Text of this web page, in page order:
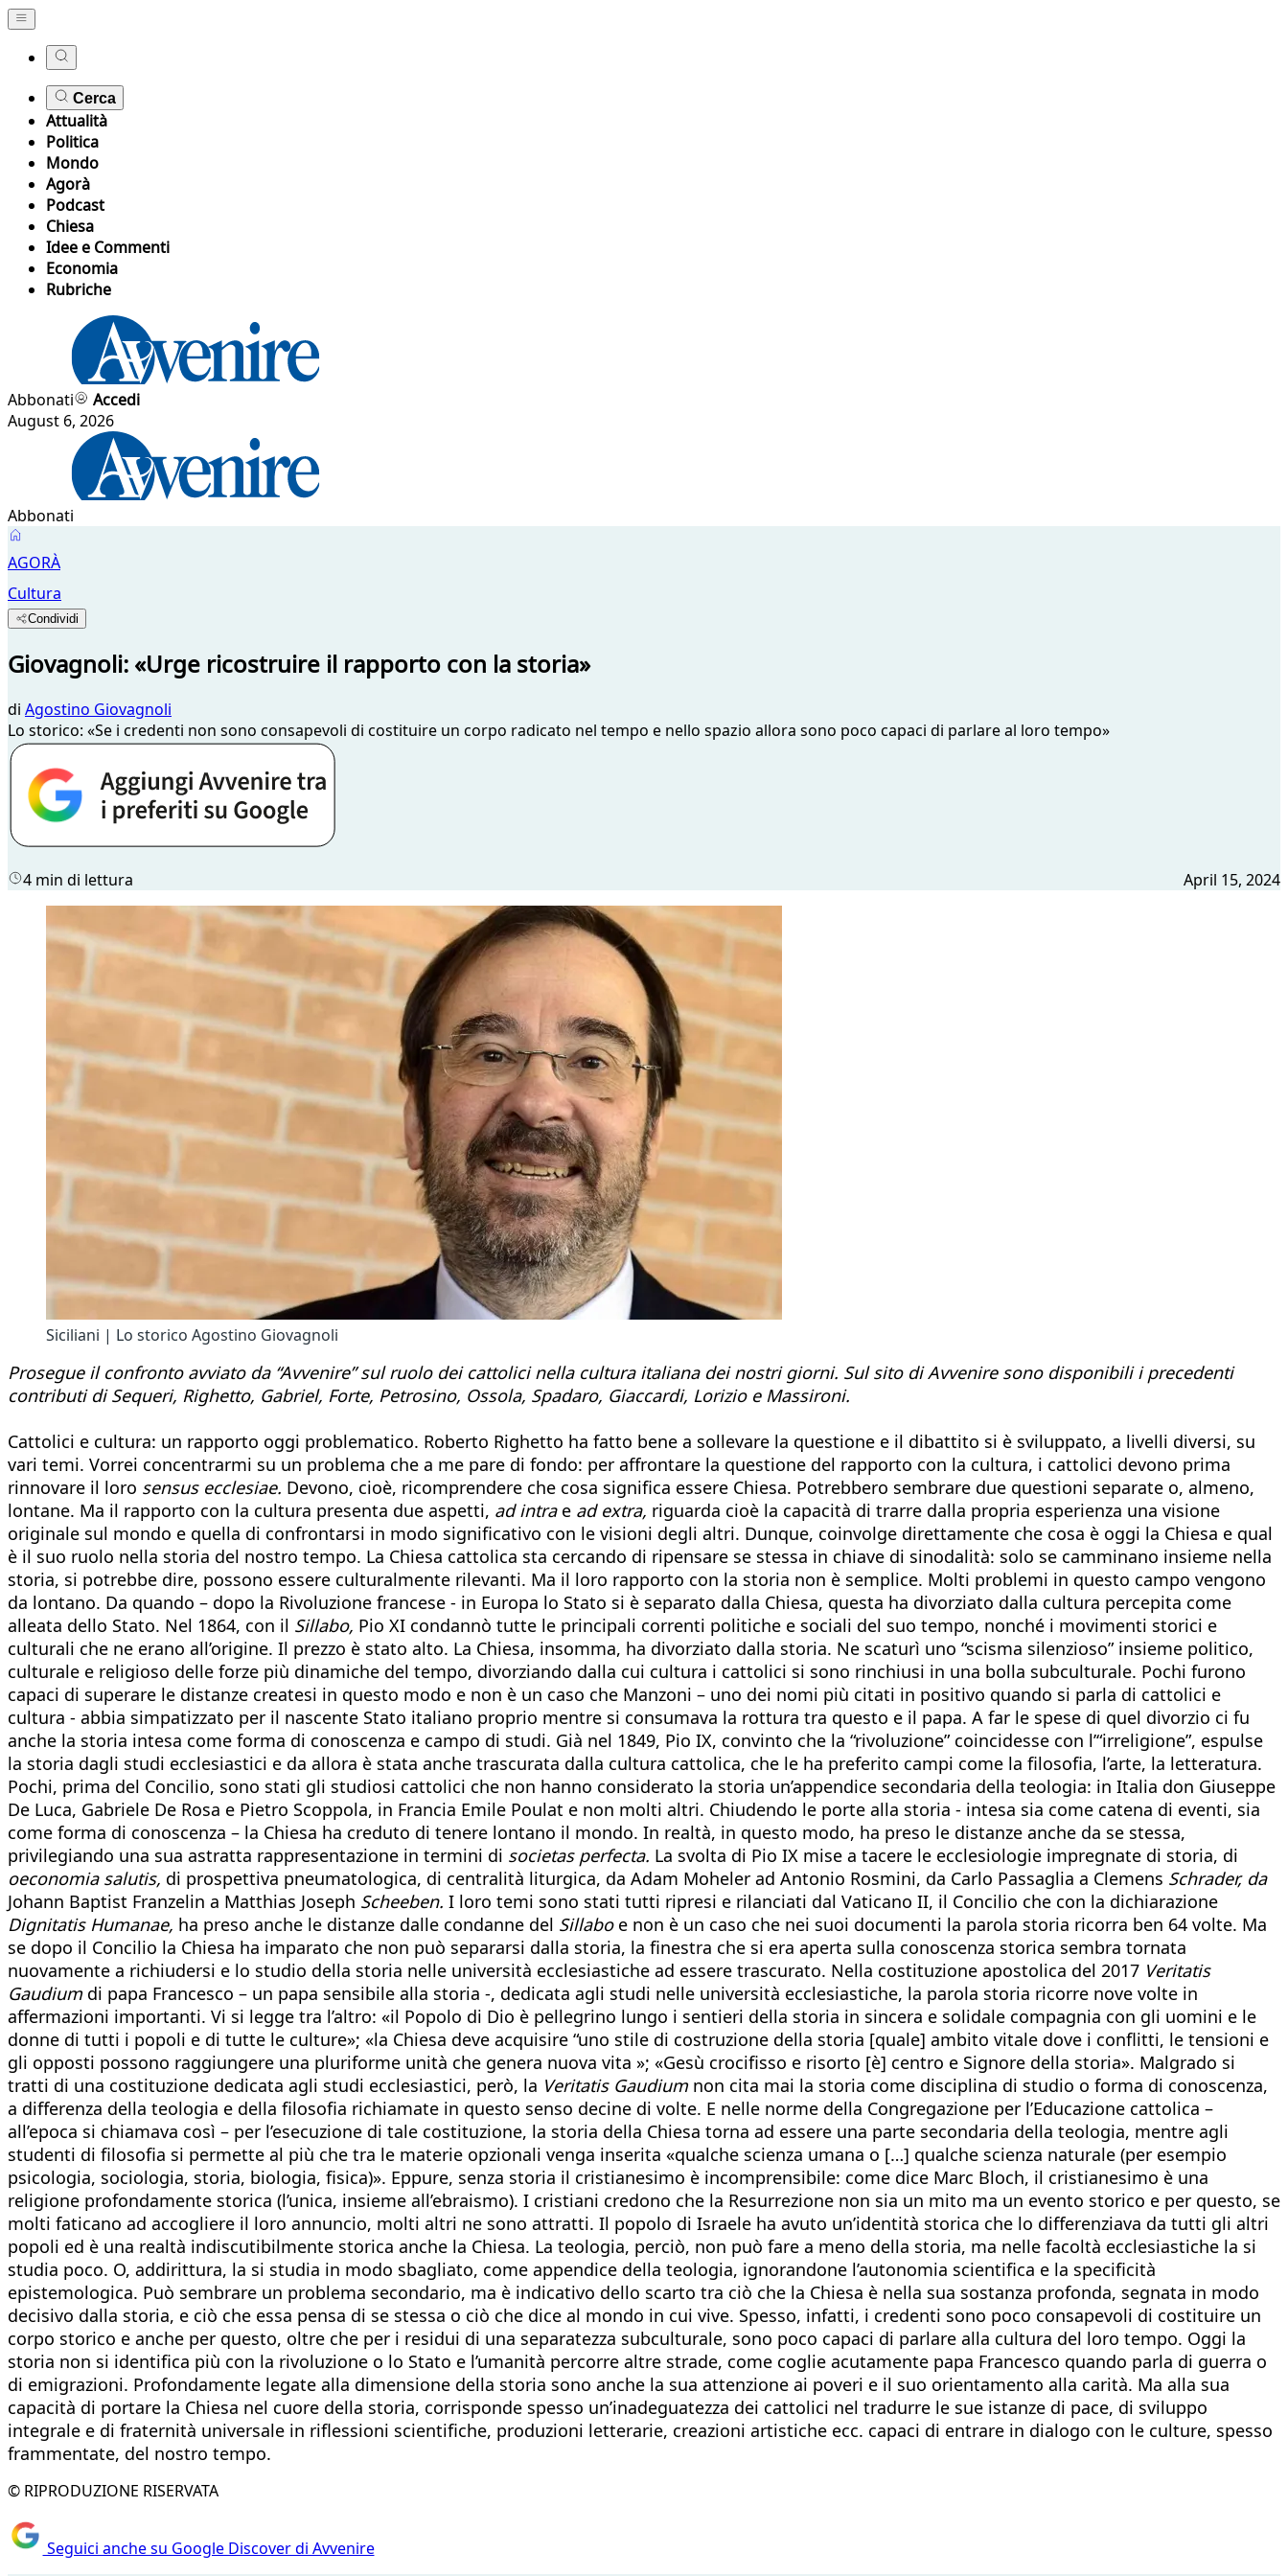
Cerca
Attualità
Politica
Mondo
Agorà
Podcast
Chiesa
Idee e Commenti
Economia
Rubriche
Abbonati
Accedi
August 6, 2026
Abbonati
AGORÀ
Cultura
Condividi
Giovagnoli: «Urge ricostruire il rapporto con la storia»
di Agostino Giovagnoli
Lo storico: «Se i credenti non sono consapevoli di costituire un corpo radicato nel tempo e nello spazio allora sono poco capaci di parlare al loro tempo»
4 min di lettura April 15, 2024
Siciliani | Lo storico Agostino Giovagnoli
Prosegue il confronto avviato da “Avvenire” sul ruolo dei cattolici nella cultura italiana dei nostri giorni. Sul sito di Avvenire sono disponibili i precedenti
contributi di Sequeri, Righetto, Gabriel, Forte, Petrosino, Ossola, Spadaro, Giaccardi, Lorizio e Massironi.
Cattolici e cultura: un rapporto oggi problematico. Roberto Righetto ha fatto bene a sollevare la questione e il dibattito si è sviluppato, a livelli diversi, su
vari temi. Vorrei concentrarmi su un problema che a me pare di fondo: per affrontare la questione del rapporto con la cultura, i cattolici devono prima
rinnovare il loro sensus ecclesiae. Devono, cioè, ricomprendere che cosa significa essere Chiesa. Potrebbero sembrare due questioni separate o, almeno,
lontane. Ma il rapporto con la cultura presenta due aspetti, ad intrae ad extra, riguarda cioè la capacità di trarre dalla propria esperienza una visione
originale sul mondo e quella di confrontarsi in modo significativo con le visioni degli altri. Dunque, coinvolge direttamente che cosa è oggi la Chiesa e qual
è il suo ruolo nella storia del nostro tempo. La Chiesa cattolica sta cercando di ripensare se stessa in chiave di sinodalità: solo se camminano insieme nella
storia, si potrebbe dire, possono essere culturalmente rilevanti. Ma il loro rapporto con la storia non è semplice. Molti problemi in questo campo vengono
da lontano. Da quando – dopo la Rivoluzione francese - in Europa lo Stato si è separato dalla Chiesa, questa ha divorziato dalla cultura percepita come
alleata dello Stato. Nel 1864, con il Sillabo, Pio XI condannò tutte le principali correnti politiche e sociali del suo tempo, nonché i movimenti storici e
culturali che ne erano all’origine. Il prezzo è stato alto. La Chiesa, insomma, ha divorziato dalla storia. Ne scaturì uno “scisma silenzioso” insieme politico,
culturale e religioso delle forze più dinamiche del tempo, divorziando dalla cui cultura i cattolici si sono rinchiusi in una bolla subculturale. Pochi furono
capaci di superare le distanze createsi in questo modo e non è un caso che Manzoni – uno dei nomi più citati in positivo quando si parla di cattolici e
cultura - abbia simpatizzato per il nascente Stato italiano proprio mentre si consumava la rottura tra questo e il papa. A far le spese di quel divorzio ci fu
anche la storia intesa come forma di conoscenza e campo di studi. Già nel 1849, Pio IX, convinto che la “rivoluzione” coincidesse con l’“irreligione”, espulse
la storia dagli studi ecclesiastici e da allora è stata anche trascurata dalla cultura cattolica, che le ha preferito campi come la filosofia, l’arte, la letteratura.
Pochi, prima del Concilio, sono stati gli studiosi cattolici che non hanno considerato la storia un’appendice secondaria della teologia: in Italia don Giuseppe
De Luca, Gabriele De Rosa e Pietro Scoppola, in Francia Emile Poulat e non molti altri. Chiudendo le porte alla storia - intesa sia come catena di eventi, sia
come forma di conoscenza – la Chiesa ha creduto di tenere lontano il mondo. In realtà, in questo modo, ha preso le distanze anche da se stessa,
privilegiando una sua astratta rappresentazione in termini di societas perfecta. La svolta di Pio IX mise a tacere le ecclesiologie impregnate di storia, di
oeconomia salutis, di prospettiva pneumatologica, di centralità liturgica, da Adam Moheler ad Antonio Rosmini, da Carlo Passaglia a Clemens Schrader, da
Johann Baptist Franzelin a Matthias Joseph Scheeben. I loro temi sono stati tutti ripresi e rilanciati dal Vaticano II, il Concilio che con la dichiarazione
Dignitatis Humanae, ha preso anche le distanze dalle condanne del Sillaboe non è un caso che nei suoi documenti la parola storia ricorra ben 64 volte. Ma
se dopo il Concilio la Chiesa ha imparato che non può separarsi dalla storia, la finestra che si era aperta sulla conoscenza storica sembra tornata
nuovamente a richiudersi e lo studio della storia nelle università ecclesiastiche ad essere trascurato. Nella costituzione apostolica del 2017 Veritatis
Gaudiumdi papa Francesco – un papa sensibile alla storia -, dedicata agli studi nelle università ecclesiastiche, la parola storia ricorre nove volte in
affermazioni importanti. Vi si legge tra l’altro: «il Popolo di Dio è pellegrino lungo i sentieri della storia in sincera e solidale compagnia con gli uomini e le
donne di tutti i popoli e di tutte le culture»; «la Chiesa deve acquisire “uno stile di costruzione della storia [quale] ambito vitale dove i conflitti, le tensioni e
gli opposti possono raggiungere una pluriforme unità che genera nuova vita »; «Gesù crocifisso e risorto [è] centro e Signore della storia». Malgrado si
tratti di una costituzione dedicata agli studi ecclesiastici, però, la Veritatis Gaudiumnon cita mai la storia come disciplina di studio o forma di conoscenza,
a differenza della teologia e della filosofia richiamate in questo senso decine di volte. E nelle norme della Congregazione per l’Educazione cattolica –
all’epoca si chiamava così – per l’esecuzione di tale costituzione, la storia della Chiesa torna ad essere una parte secondaria della teologia, mentre agli
studenti di filosofia si permette al più che tra le materie opzionali venga inserita «qualche scienza umana o […] qualche scienza naturale (per esempio
psicologia, sociologia, storia, biologia, fisica)». Eppure, senza storia il cristianesimo è incomprensibile: come dice Marc Bloch, il cristianesimo è una
religione profondamente storica (l’unica, insieme all’ebraismo). I cristiani credono che la Resurrezione non sia un mito ma un evento storico e per questo, se
molti faticano ad accogliere il loro annuncio, molti altri ne sono attratti. Il popolo di Israele ha avuto un’identità storica che lo differenziava da tutti gli altri
popoli ed è una realtà indiscutibilmente storica anche la Chiesa. La teologia, perciò, non può fare a meno della storia, ma nelle facoltà ecclesiastiche la si
studia poco. O, addirittura, la si studia in modo sbagliato, come appendice della teologia, ignorandone l’autonomia scientifica e la specificità
epistemologica. Può sembrare un problema secondario, ma è indicativo dello scarto tra ciò che la Chiesa è nella sua sostanza profonda, segnata in modo
decisivo dalla storia, e ciò che essa pensa di se stessa o ciò che dice al mondo in cui vive. Spesso, infatti, i credenti sono poco consapevoli di costituire un
corpo storico e anche per questo, oltre che per i residui di una separatezza subculturale, sono poco capaci di parlare alla cultura del loro tempo. Oggi la
storia non si identifica più con la rivoluzione o lo Stato e l’umanità percorre altre strade, come coglie acutamente papa Francesco quando parla di guerra o
di emigrazioni. Profondamente legate alla dimensione della storia sono anche la sua attenzione ai poveri e il suo orientamento alla carità. Ma alla sua
capacità di portare la Chiesa nel cuore della storia, corrisponde spesso un’inadeguatezza dei cattolici nel tradurre le sue istanze di pace, di sviluppo
integrale e di fraternità universale in riflessioni scientifiche, produzioni letterarie, creazioni artistiche ecc. capaci di entrare in dialogo con le culture, spesso
frammentate, del nostro tempo.
© RIPRODUZIONE RISERVATA
Seguici anche su Google Discover di Avvenire